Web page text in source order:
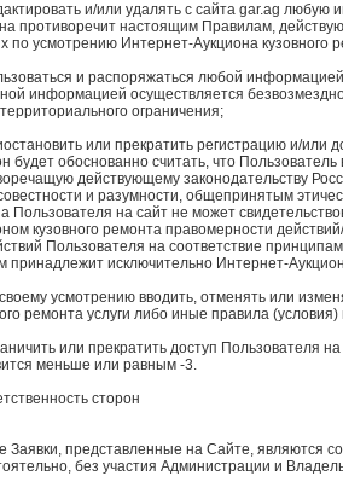
и/или удалять с сайта gar.ag
противоречит настоящим Правилам,
по усмотрению Интернет-Аукциона кузовного
и распоряжаться любой
информацией осуществляется
ограничения;
или прекратить регистрацию и/или
будет обоснованно считать, что
действующему законодательству
и разумности, общепринятым
Пользователя на сайт не может
кузовного ремонта правомерности
Пользователя на соответствие
принадлежит исключительно Интернет-
усмотрению вводить, отменять или
ремонта услуги либо иные правила
или прекратить доступ Пользователя
меньше или равным -3.
сторон
Заявки, представленные на Сайте, являются
без участия Администрации и